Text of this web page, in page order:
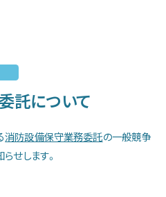
託について
消防設備保守業務委託の一般競争
せします。